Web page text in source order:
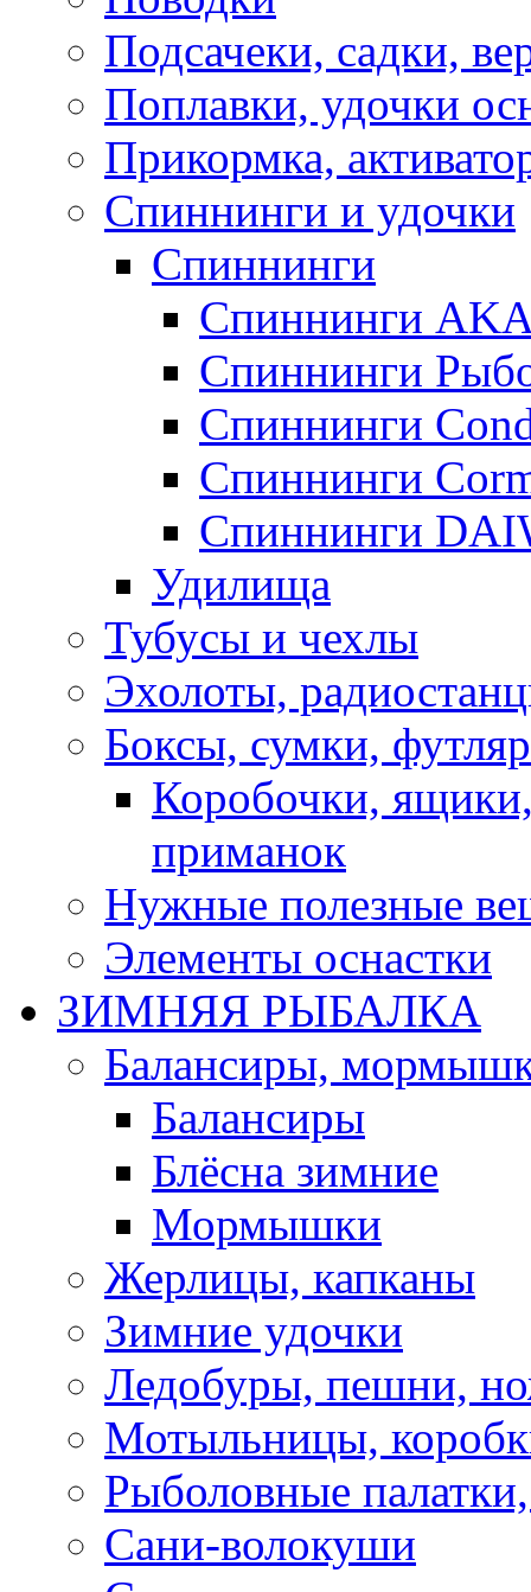
Подсачеки, садки,
Поплавки, удочки
Прикормка,
Спиннинги и удочки
Спиннинги
Спиннинги
Спиннинги
Спиннинги
Спиннинги
Спиннинги
Удилища
Тубусы и чехлы
Эхолоты,
Боксы, сумки,
Коробочки,
приманок
Нужные полезные
Элементы оснастки
ЗИМНЯЯ РЫБАЛКА
Балансиры,
Балансиры
Блёсна зимние
Мормышки
Жерлицы, капканы
Зимние удочки
Ледобуры, пешни,
Мотыльницы,
Рыболовные
Сани-волокуши